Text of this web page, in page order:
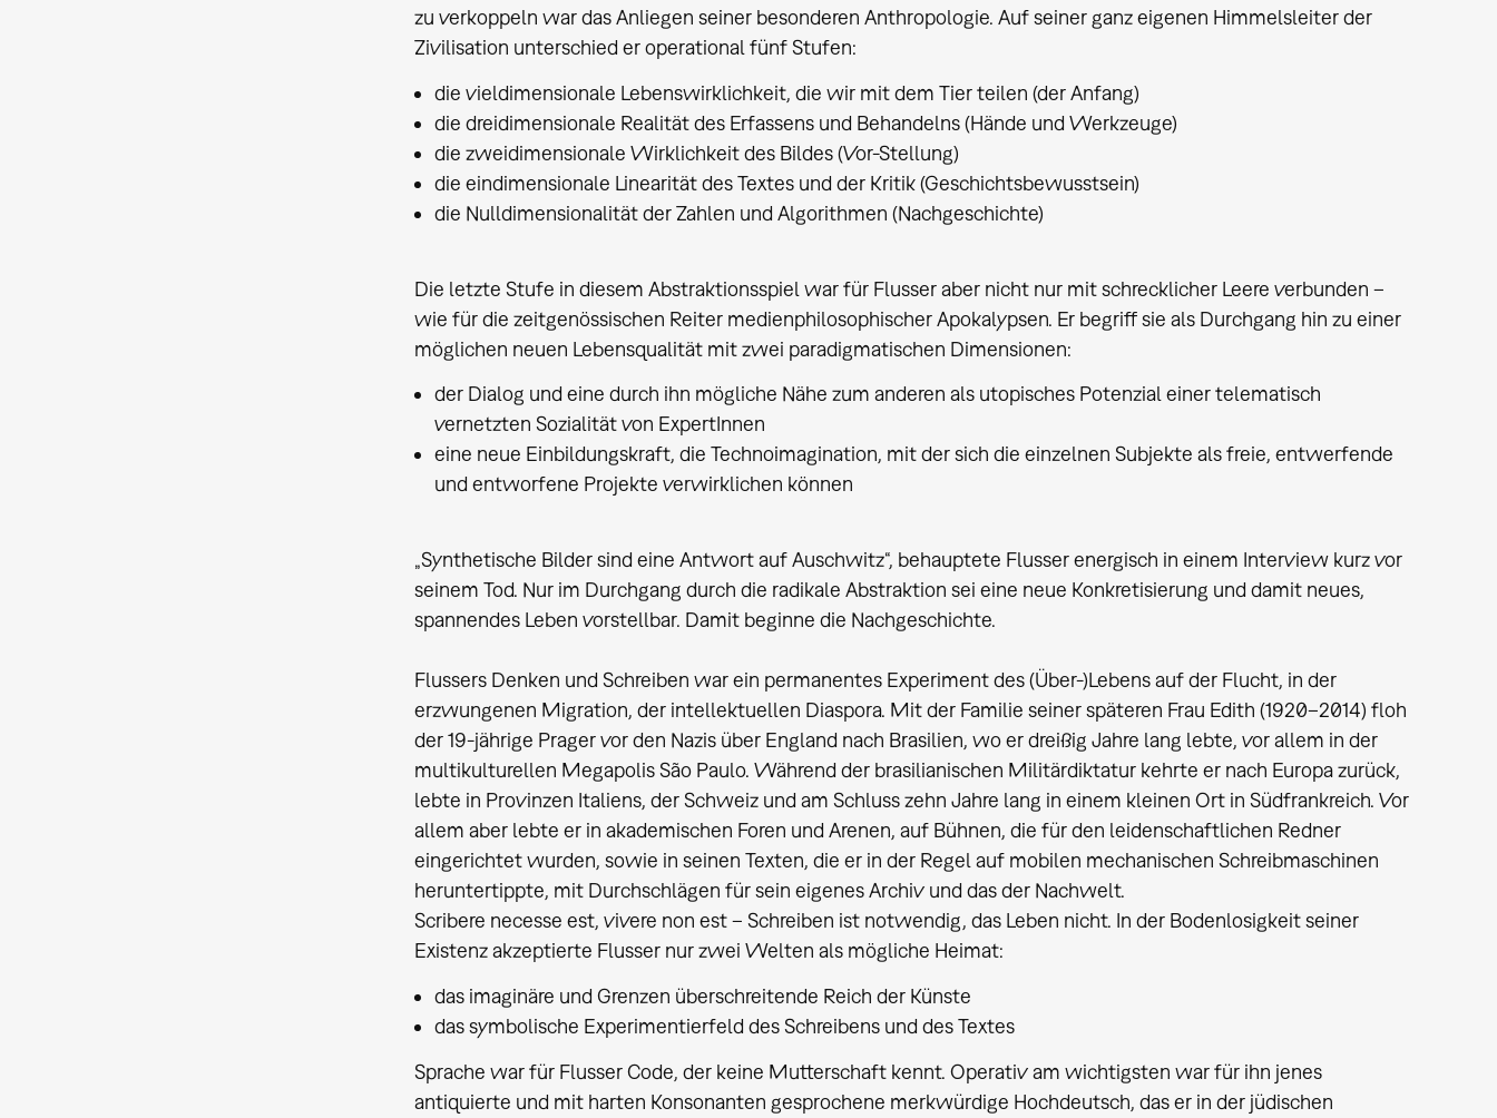
zu verkoppeln war das Anliegen seiner besonderen Anthropologie. Auf seiner ganz eigenen Himmelsleiter der
Zivilisation unterschied er operational fünf Stufen:
die vieldimensionale Lebenswirklichkeit, die wir mit dem Tier teilen (der Anfang)
die dreidimensionale Realität des Erfassens und Behandelns (Hände und Werkzeuge)
die zweidimensionale Wirklichkeit des Bildes (Vor-Stellung)
die eindimensionale Linearität des Textes und der Kritik (Geschichtsbewusstsein)
die Nulldimensionalität der Zahlen und Algorithmen (Nachgeschichte)
Die letzte Stufe in diesem Abstraktionsspiel war für Flusser aber nicht nur mit schrecklicher Leere verbunden –
wie für die zeitgenössischen Reiter medienphilosophischer Apokalypsen. Er begriff sie als Durchgang hin zu einer
möglichen neuen Lebensqualität mit zwei paradigmatischen Dimensionen:
der Dialog und eine durch ihn mögliche Nähe zum anderen als utopisches Potenzial einer telematisch
vernetzten Sozialität von ExpertInnen
eine neue Einbildungskraft, die Technoimagination, mit der sich die einzelnen Subjekte als freie, entwerfende
und entworfene Projekte verwirklichen können
„Synthetische Bilder sind eine Antwort auf Auschwitz“, behauptete Flusser energisch in einem Interview kurz vor
seinem Tod. Nur im Durchgang durch die radikale Abstraktion sei eine neue Konkretisierung und damit neues,
spannendes Leben vorstellbar. Damit beginne die Nachgeschichte.
Flussers Denken und Schreiben war ein permanentes Experiment des (Über-)Lebens auf der Flucht, in der
erzwungenen Migration, der intellektuellen Diaspora. Mit der Familie seiner späteren Frau Edith (1920–2014) floh
der 19-jährige Prager vor den Nazis über England nach Brasilien, wo er dreißig Jahre lang lebte, vor allem in der
multikulturellen Megapolis São Paulo. Während der brasilianischen Militärdiktatur kehrte er nach Europa zurück,
lebte in Provinzen Italiens, der Schweiz und am Schluss zehn Jahre lang in einem kleinen Ort in Südfrankreich. Vor
allem aber lebte er in akademischen Foren und Arenen, auf Bühnen, die für den leidenschaftlichen Redner
eingerichtet wurden, sowie in seinen Texten, die er in der Regel auf mobilen mechanischen Schreibmaschinen
heruntertippte, mit Durchschlägen für sein eigenes Archiv und das der Nachwelt.
Scribere necesse est, vivere non est – Schreiben ist notwendig, das Leben nicht. In der Bodenlosigkeit seiner
Existenz akzeptierte Flusser nur zwei Welten als mögliche Heimat:
das imaginäre und Grenzen überschreitende Reich der Künste
das symbolische Experimentierfeld des Schreibens und des Textes
Sprache war für Flusser Code, der keine Mutterschaft kennt. Operativ am wichtigsten war für ihn jenes
antiquierte und mit harten Konsonanten gesprochene merkwürdige Hochdeutsch, das er in der jüdischen